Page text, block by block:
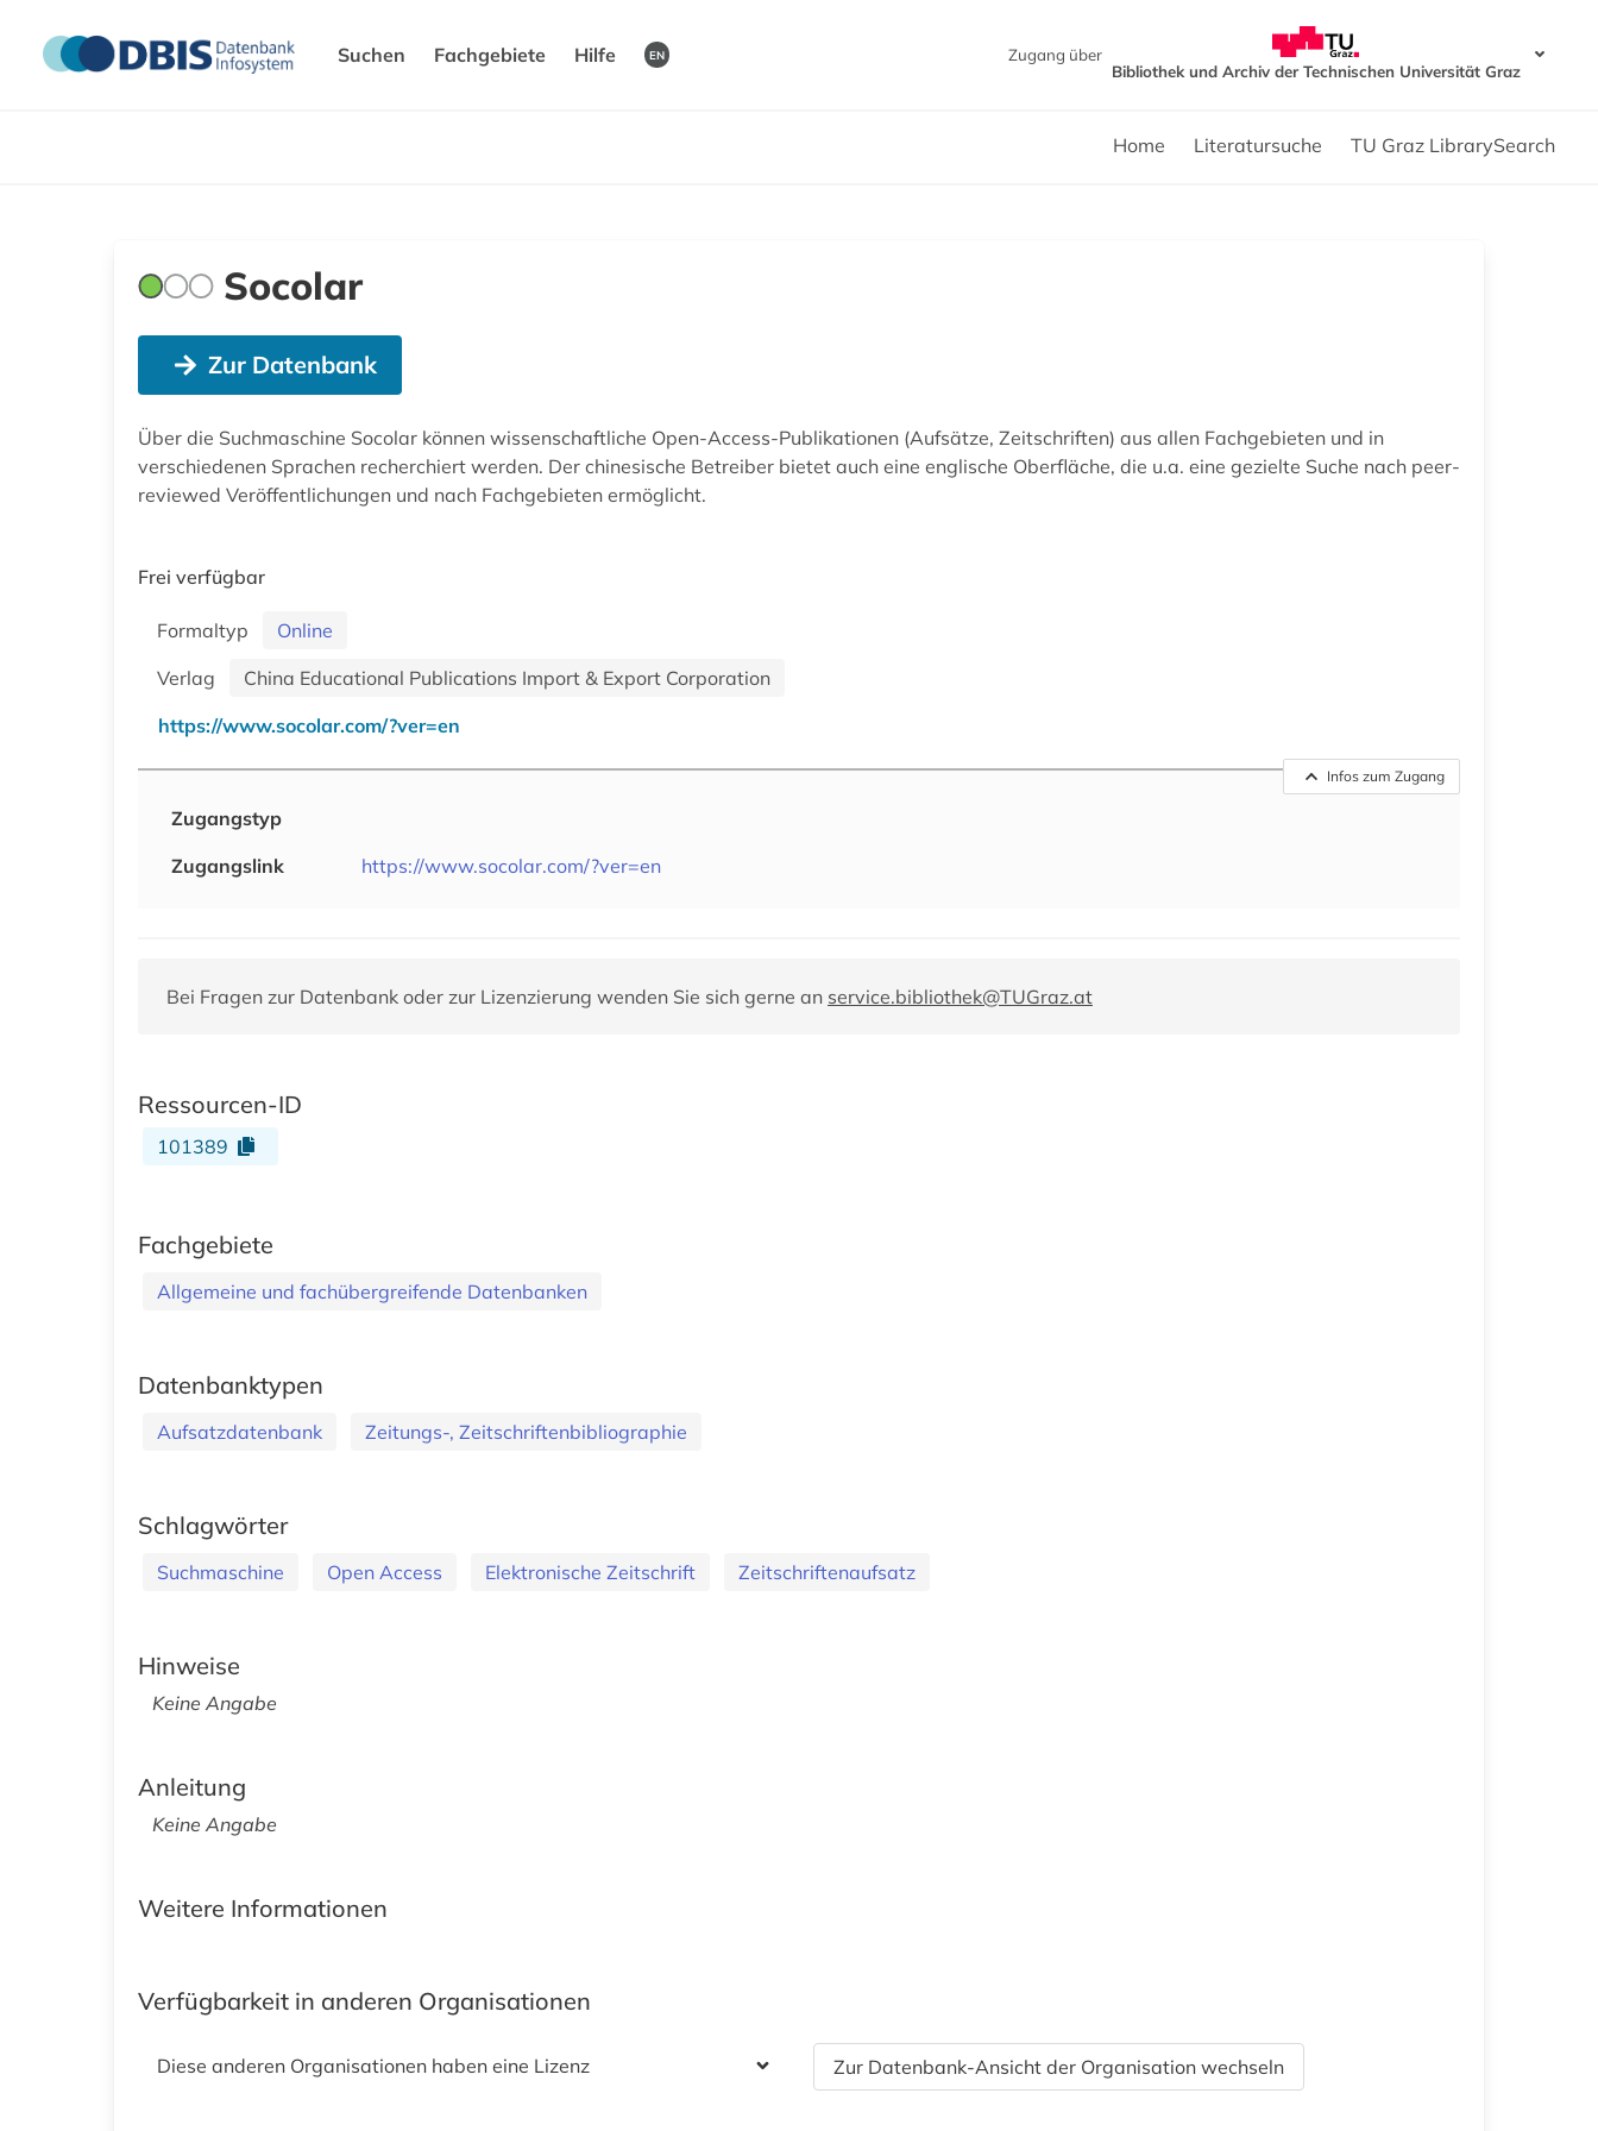
Suchen Fachgebiete Hilfe EN
Zugang über
Bibliothek und Archiv der Technischen Universität Graz
Home Literatursuche TU Graz LibrarySearch
Socolar
Zur Datenbank
Über die Suchmaschine Socolar können wissenschaftliche Open-Access-Publikationen (Aufsätze, Zeitschriften) aus allen Fachgebieten und in
verschiedenen Sprachen recherchiert werden. Der chinesische Betreiber bietet auch eine englische Oberfläche, die u.a. eine gezielte Suche nach peer-
reviewed Veröffentlichungen und nach Fachgebieten ermöglicht.
Frei verfügbar
Formaltyp
Online
Verlag
China Educational Publications Import & Export Corporation
https://www.socolar.com/?ver=en
Infos zum Zugang
Zugangstyp
Zugangslink
https://www.socolar.com/?ver=en
Bei Fragen zur Datenbank oder zur Lizenzierung wenden Sie sich gerne an service.bibliothek@TUGraz.at
Ressourcen-ID
101389
Fachgebiete
Allgemeine und fachübergreifende Datenbanken
Datenbanktypen
Aufsatzdatenbank Zeitungs-, Zeitschriftenbibliographie
Schlagwörter
Suchmaschine Open Access Elektronische Zeitschrift Zeitschriftenaufsatz
Hinweise
Keine Angabe
Anleitung
Keine Angabe
Weitere Informationen
Verfügbarkeit in anderen Organisationen
Diese anderen Organisationen haben eine Lizenz Zur Datenbank-Ansicht der Organisation wechseln